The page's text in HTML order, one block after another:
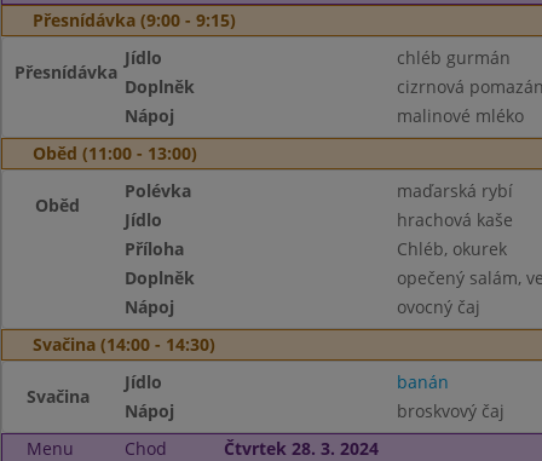
Přesnídávka (9:00 - 9:15)
Přesnídávka
Jídlo
chléb gurmán
Doplněk
cizrnová
Nápoj
malinové mléko
Oběd (11:00 - 13:00)
Oběd
Polévka
maďarská rybí
Jídlo
hrachová kaše
Příloha
Chléb, okurek
Doplněk
opečený salám,
Nápoj
ovocný čaj
Svačina (14:00 - 14:30)
Svačina
Jídlo
banán
Nápoj
broskvový čaj
Menu
Chod
Čtvrtek 28. 3. 2024